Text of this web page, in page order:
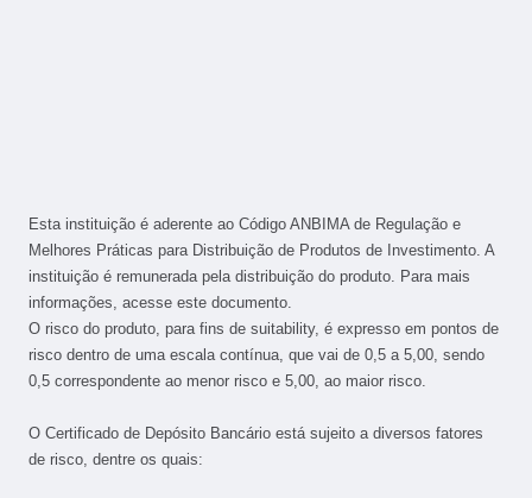
Esta instituição é aderente ao Código ANBIMA de Regulação e
Melhores Práticas para Distribuição de Produtos de Investimento. A
instituição é remunerada pela distribuição do produto. Para mais
informações, acesse este documento.
O risco do produto, para fins de suitability, é expresso em pontos de
risco dentro de uma escala contínua, que vai de 0,5 a 5,00, sendo
0,5 correspondente ao menor risco e 5,00, ao maior risco.
O Certificado de Depósito Bancário está sujeito a diversos fatores
de risco, dentre os quais: